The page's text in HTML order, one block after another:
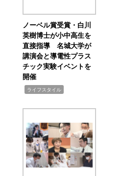
ノーベル賞受賞・白川
英樹博士が小中高生を
直接指導 名城大学が
講演会と導電性プラス
チック実験イベントを
開催
ライフスタイル